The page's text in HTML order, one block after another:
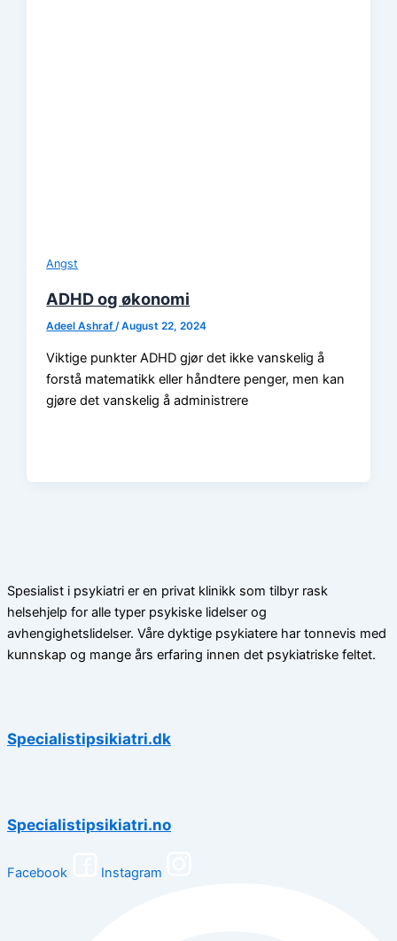
Angst
ADHD og økonomi
Adeel Ashraf/August 22, 2024
Viktige punkter ADHD gjør det ikke vanskelig å
forstå matematikk eller håndtere penger, men kan
gjøre det vanskelig å administrere
Spesialist i psykiatri er en privat klinikk som tilbyr rask
helsehjelp for alle typer psykiske lidelser og
avhengighetslidelser. Våre dyktige psykiatere har tonnevis med
kunnskap og mange års erfaring innen det psykiatriske feltet.
Specialistipsikiatri.dk
Specialistipsikiatri.no
Facebook Instagram